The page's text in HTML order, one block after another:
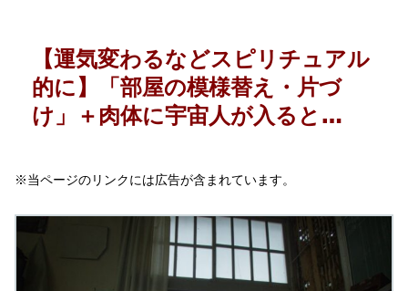
【運気変わるなどスピリチュアル
的に】「部屋の模様替え・片づ
け」＋肉体に宇宙人が入ると…
※当ページのリンクには広告が含まれています。